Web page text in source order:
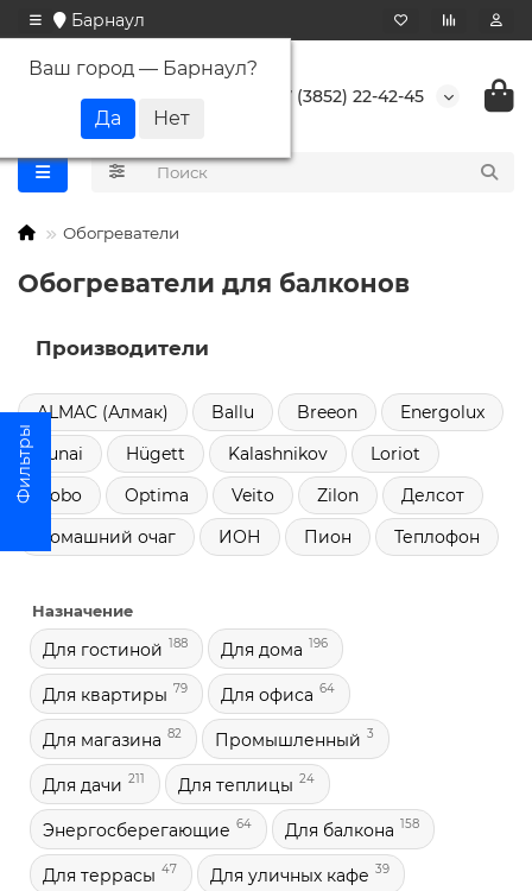
Барнаул
Ваш город — Барнаул?
+7 (3852) 22-42-45
Обогреватели
Обогреватели для балконов
Производители
ALMAC (Алмак) Ballu Breeon
Energolux
Funai
Hügett Kalashnikov
Loriot
Nobo
Optima Veito Zilon
Делсот
Домашний очаг
ИОН Пион Теплофон
Назначение
Для гостиной 188 Для дома 196
Для квартиры 79 Для офиса 64
Для магазина 82 Промышленный 3
Для дачи 211 Для теплицы 24
Энергосберегающие 64 Для балкона 158
Для террасы 47 Для уличных кафе 39